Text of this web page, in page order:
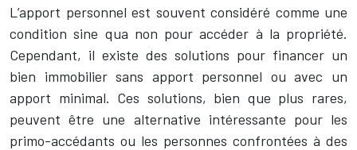
L’apport personnel est souvent considéré comme une
condition sine qua non pour accéder à la propriété.
Cependant, il existe des solutions pour financer un
bien immobilier sans apport personnel ou avec un
apport minimal. Ces solutions, bien que plus rares,
peuvent être une alternative intéressante pour les
primo-accédants ou les personnes confrontées à des